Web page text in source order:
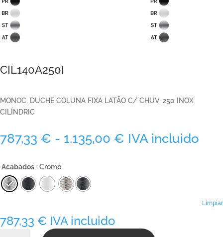
CIL140A250I
MONOC. DUCHE COLUNA FIXA LATÃO C/ CHUV. 250 INOX
CILÍNDRIC
787,33 € - 1.135,00 € Rango
IVA incluido
Acabados : Cromo
Limpiar
787,33 € IVA incluido